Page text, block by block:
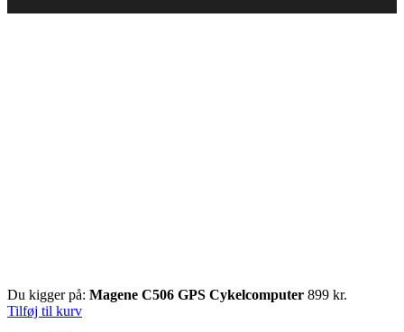
Du kigger på: Magene C506 GPS Cykelcomputer 899 kr.
Tilføj til kurv